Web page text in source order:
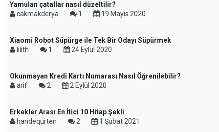
Yamulan çatallar nasıl düzeltilir?
cakmakderya
1 19 Mayıs 2020
Xiaomi Robot Süpürge ile Tek Bir Odayı Süpürmek
lilith
1 24 Eylül 2020
Okunmayan Kredi Kartı Numarası Nasıl Öğrenilebilir?
arif
2 2 Eylül 2020
Erkekler Arası En İtici 10 Hitap Şekli
handequrten
2 1 Şubat 2021